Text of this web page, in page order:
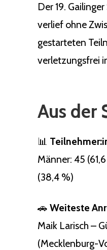
Der 19.
verlief ohne
gestarteten
verletzungsfrei
Aus der
📊
Männer: 45
(38,4 %)
🚗 Weiteste
Maik Larisch –
(Mecklenburg-